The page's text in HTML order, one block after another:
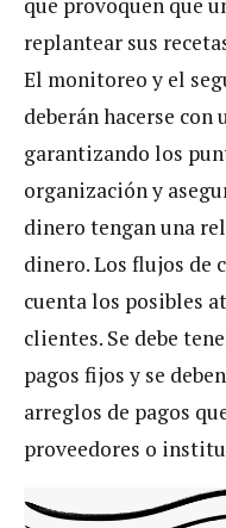
replantear sus
El monitoreo y el
deberán hacerse con
garantizando los
organización y
dinero tengan una
dinero. Los flujos de
cuenta los posibles
clientes. Se debe
pagos fijos y se
arreglos de pagos
proveedores o